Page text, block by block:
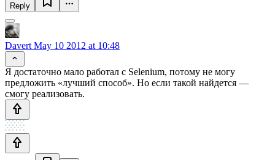
Reply
Davert May 10 2012 at 10:48
Я достаточно мало работал с Selenium, потому не могу
предложить «лучший способ». Но если такой найдется —
смогу реализовать.